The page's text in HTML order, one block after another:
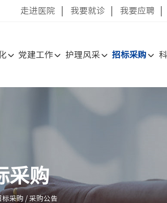
走进医院 我要就诊 我要应聘
党建工作 护理风采 招标采购
采购
标采购 / 采购公告